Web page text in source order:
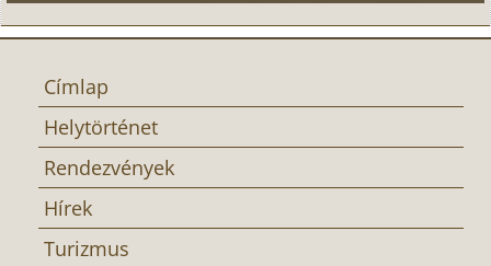
Címlap
Helytörténet
Rendezvények
Hírek
Turizmus